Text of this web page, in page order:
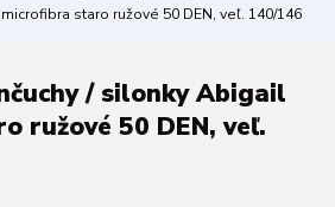
staro ružové 50 DEN, veľ. 140/146
/ silonky Abigail
ružové 50 DEN, veľ.